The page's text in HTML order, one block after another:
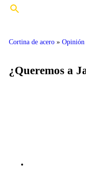
Cortina de acero » Opinión
¿Queremos a